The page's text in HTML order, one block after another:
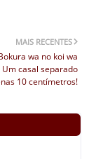
MAIS RECENTES
wa no koi wa
casal separado
10 centímetros!